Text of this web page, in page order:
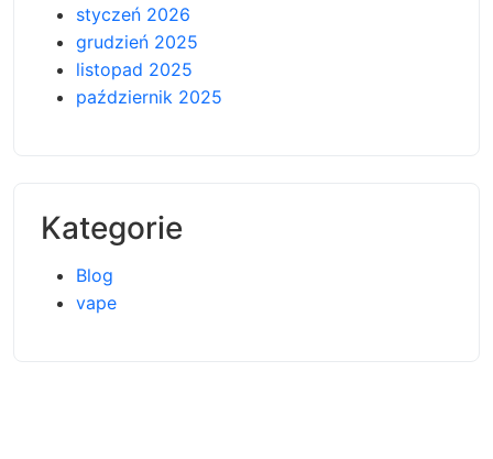
styczeń 2026
grudzień 2025
listopad 2025
październik 2025
Kategorie
Blog
vape